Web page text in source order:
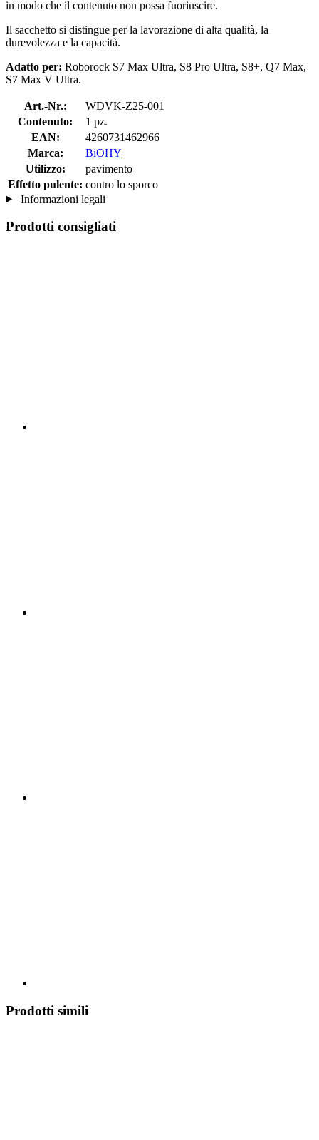
in modo che il contenuto non possa fuoriuscire.
Il sacchetto si distingue per la lavorazione di alta qualità, la
durevolezza e la capacità.
Adatto per: Roborock S7 Max Ultra, S8 Pro Ultra, S8+, Q7 Max,
S7 Max V Ultra.
Art.-Nr.:
WDVK-Z25-001
Contenuto:
1 pz.
EAN:
4260731462966
Marca:
BiOHY
Utilizzo:
pavimento
Effetto pulente: contro lo sporco
Informazioni legali
Prodotti consigliati
Prodotti simili